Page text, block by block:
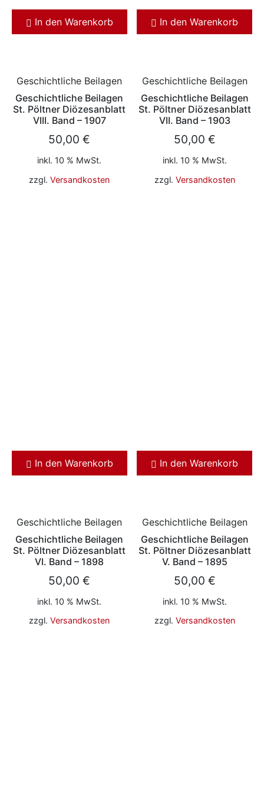
In den Warenkorb In den Warenkorb
Geschichtliche Beilagen
Geschichtliche Beilagen
St. Pöltner Diözesanblatt
VIII. Band – 1907
50,00€
inkl. 10 % MwSt.
zzgl.Versandkosten
In den Warenkorb
Geschichtliche Beilagen
Geschichtliche Beilagen
St. Pöltner Diözesanblatt
VII. Band – 1903
50,00 €
inkl. 10 % MwSt.
zzgl. Versandkosten
In den Warenkorb
Geschichtliche Beilagen
Geschichtliche Beilagen
St. Pöltner Diözesanblatt
VI. Band – 1898
50,00€
inkl. 10 % MwSt.
zzgl.Versandkosten
Geschichtliche Beilagen
Geschichtliche Beilagen
St. Pöltner Diözesanblatt
V. Band – 1895
50,00 €
inkl. 10 % MwSt.
zzgl. Versandkosten